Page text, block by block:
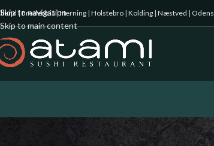
Skip to navigation
Skip to main content
|Fredericia|Herning | Holstebro | Kolding | Næstved |